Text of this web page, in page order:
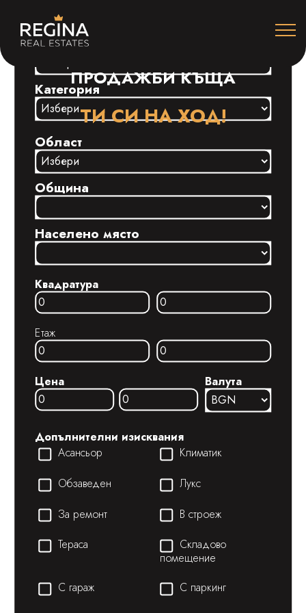
ПРОДАЖБИ КЪЩА
ТИ СИ НА ХОД!
Строителство
Категория
Област
Община
Населено място
Квадратура
Етаж
Цена Валута
Допълнителни изисквания
Асансьор
Климатик
Обзаведен
Лукс
За ремонт
В строеж
Тераса
Складово
помещение
С гараж
С паркинг